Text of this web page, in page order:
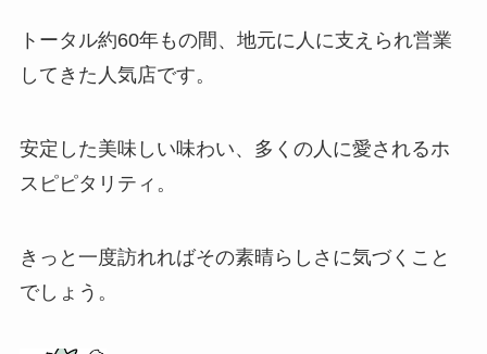
トータル約60年もの間、地元に人に支えられ営業
してきた人気店です。
安定した美味しい味わい、多くの人に愛されるホ
スピピタリティ。
きっと一度訪れればその素晴らしさに気づくこと
でしょう。